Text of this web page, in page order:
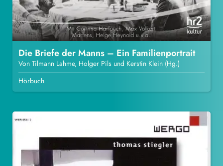
Die Briefe der Manns – Ein Familienportrait
Von Tilmann Lahme, Holger Pils und Kerstin Klein (Hg.)
Hörbuch